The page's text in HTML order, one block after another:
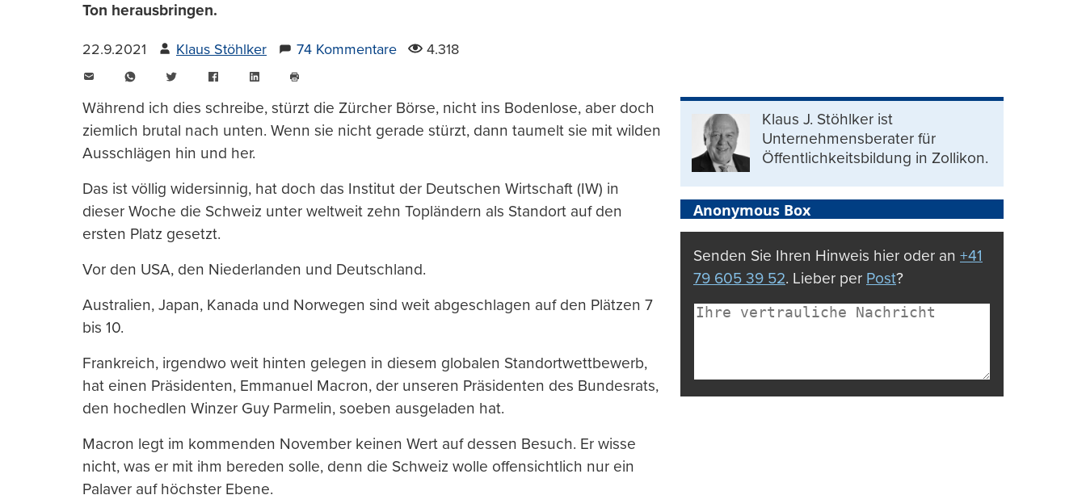
Ton herausbringen.
22.9.2021 Klaus Stöhlker 74 Kommentare 4.318
WhatsAppTwitter FacebookLinkedIn
drucken
Während ich dies schreibe, stürzt die Zürcher Börse, nicht ins Bodenlose, aber doch
ziemlich brutal nach unten. Wenn sie nicht gerade stürzt, dann taumelt sie mit wilden
Ausschlägen hin und her.
Das ist völlig widersinnig, hat doch das Institut der Deutschen Wirtschaft (IW) in
dieser Woche die Schweiz unter weltweit zehn Topländern als Standort auf den
ersten Platz gesetzt.
Vor den USA, den Niederlanden und Deutschland.
Australien, Japan, Kanada und Norwegen sind weit abgeschlagen auf den Plätzen 7
bis 10.
Frankreich, irgendwo weit hinten gelegen in diesem globalen Standortwettbewerb,
hat einen Präsidenten, Emmanuel Macron, der unseren Präsidenten des Bundesrats,
den hochedlen Winzer Guy Parmelin, soeben ausgeladen hat.
Macron legt im kommenden November keinen Wert auf dessen Besuch. Er wisse
nicht, was er mit ihm bereden solle, denn die Schweiz wolle offensichtlich nur ein
Palaver auf höchster Ebene.
Klaus J. Stöhlker ist
Unternehmens­berater für
Öffentlichkeits­bildung in Zollikon.
Anonymous Box
Senden Sie Ihren Hinweis hier oder an +41
79 605 39 52. Lieber per Post?